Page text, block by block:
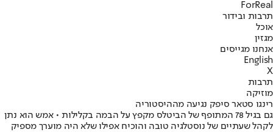
ForReal
תרבות ובידור
אוכל
מגזין
אנחנו מגייסים
English
X
תרבות
מוזיקה
רינגו סטאר סיפק נגיעה מההיסטוריה
גם בגיל 78 המתופף של הביטלס מקפץ על הבמה בקלילות • אמש הוא נתן
לקהל שעתיים של נוסטלגיה טובה והוכיח אפילו שלא היה מוערך מספיק